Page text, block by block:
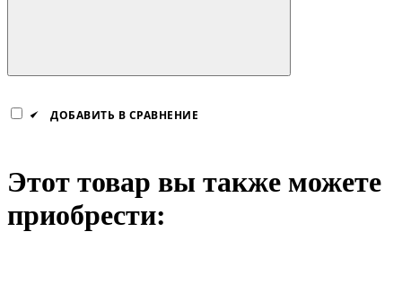
ДОБАВИТЬ В СРАВНЕНИЕ
Этот товар вы также можете
приобрести: